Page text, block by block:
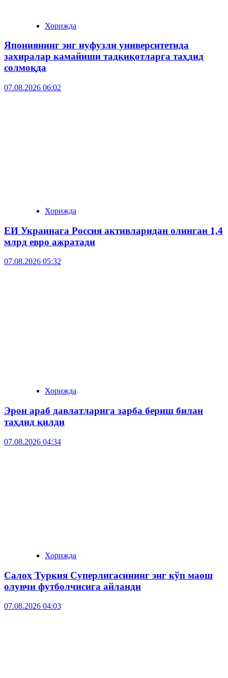
Хорижда
Япониянинг энг нуфузли университетида
захиралар камайиши тадқиқотларга таҳдид
солмоқда
07.08.2026 06:02
Хорижда
ЕИ Украинага Россия активларидан олинган 1,4
млрд евро ажратади
07.08.2026 05:32
Хорижда
Эрон араб давлатларига зарба бериш билан
таҳдид қилди
07.08.2026 04:34
Хорижда
Салоҳ Туркия Суперлигасининг энг кўп маош
олувчи футболчисига айланди
07.08.2026 04:03